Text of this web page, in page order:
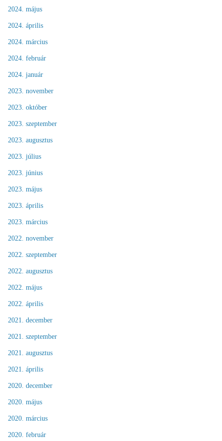
2024. május
2024. április
2024. március
2024. február
2024. január
2023. november
2023. október
2023. szeptember
2023. augusztus
2023. július
2023. június
2023. május
2023. április
2023. március
2022. november
2022. szeptember
2022. augusztus
2022. május
2022. április
2021. december
2021. szeptember
2021. augusztus
2021. április
2020. december
2020. május
2020. március
2020. február